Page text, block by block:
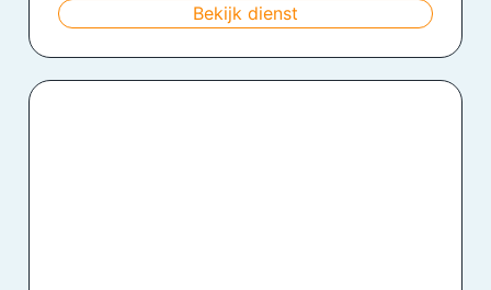
Bekijk dienst